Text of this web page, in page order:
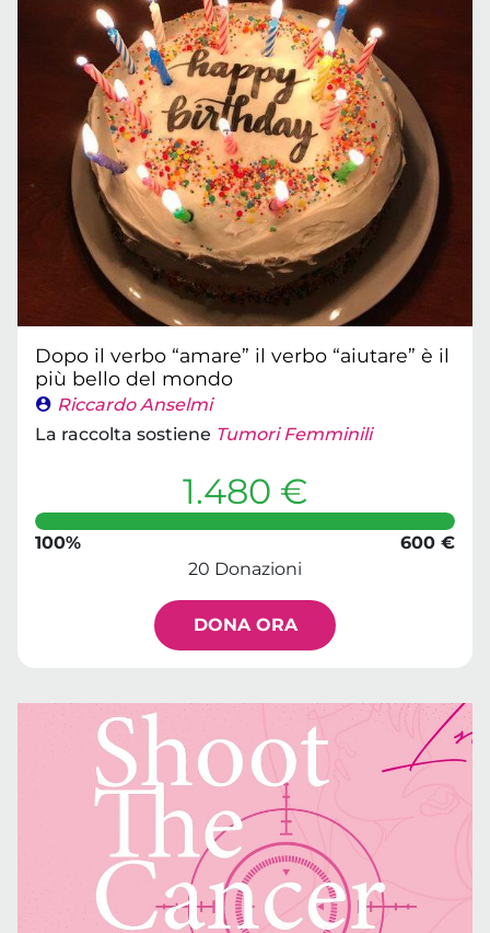
Dopo il verbo “amare” il verbo “aiutare” è il
più bello del mondo
Riccardo Anselmi
La raccolta sostiene Tumori Femminili
1.480 €
100%
600 €
20 Donazioni
DONA ORA